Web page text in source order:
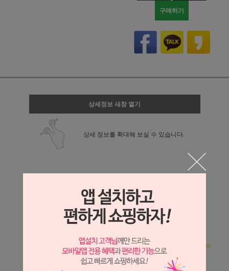
구매하기
상세정보 새창 열기
상세 정보를 확대해 보실 수 있습니다.